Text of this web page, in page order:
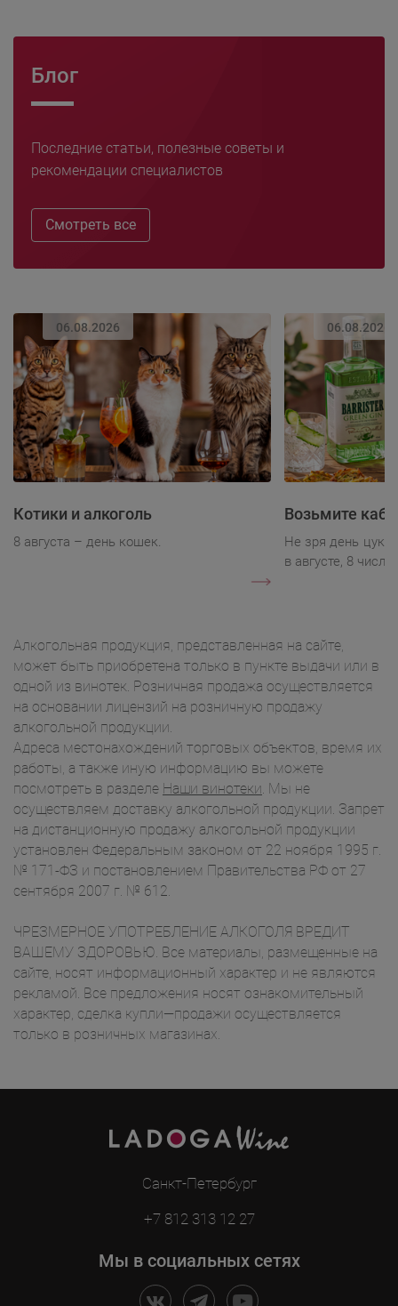
Блог
Последние статьи, полезные советы и
рекомендации специалистов
Смотреть все
06.08.2026
Котики и алкоголь
8 августа – день кошек.
06.08.2026
Возьмите
Не зря день
в августе, 8 числа.
Алкогольная продукция, представленная на сайте,
может быть приобретена только в пункте выдачи или в
одной из винотек. Розничная продажа осуществляется
на основании лицензий на розничную продажу
алкогольной продукции.
Адреса местонахождений торговых объектов, время их
работы, а также иную информацию вы можете
посмотреть в разделе Наши винотеки. Мы не
осуществляем доставку алкогольной продукции. Запрет
на дистанционную продажу алкогольной продукции
установлен Федеральным законом от 22 ноября 1995 г.
№ 171-ФЗ и постановлением Правительства РФ от 27
сентября 2007 г. № 612.
ЧРЕЗМЕРНОЕ УПОТРЕБЛЕНИЕ АЛКОГОЛЯ ВРЕДИТ
ВАШЕМУ ЗДОРОВЬЮ. Все материалы, размещенные на
сайте, носят информационный характер и не являются
рекламой. Все предложения носят ознакомительный
характер, сделка купли—продажи осуществляется
только в розничных магазинах.
Санкт-Петербург
+7 812 313 12 27
Мы в социальных сетях